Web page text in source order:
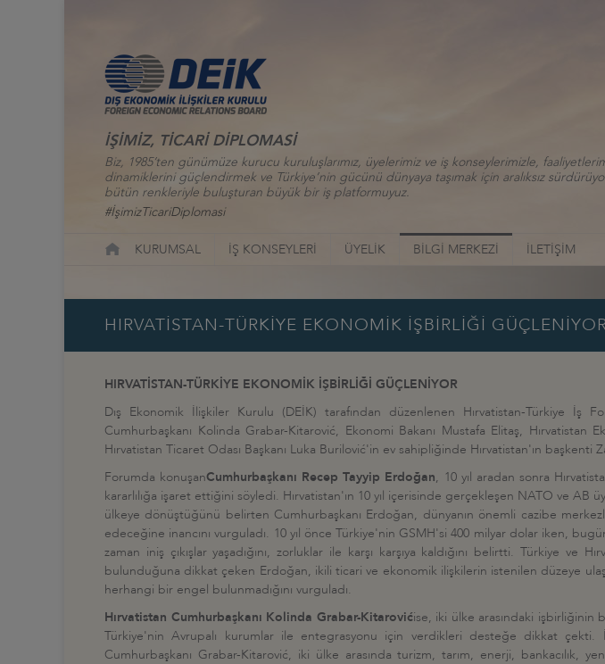
İŞİMİZ, TİCARİ DİPLOMASİ
Biz, 1985’ten günümüze kurucu kuruluşlarımız, üyelerimiz ve iş konseylerimizle,
dinamiklerini güçlendirmek ve Türkiye’nin gücünü dünyaya taşımak için aralıksız
bütün renkleriyle buluşturan büyük bir iş platformuyuz.
#İşimizTicariDiplomasi
KURUMSAL İŞ KONSEYLERİ ÜYELİK BİLGİ MERKEZİ İLETİŞİM
HIRVATİSTAN-TÜRKİYE EKONOMİK İŞBİRLİĞİ
HIRVATİSTAN-TÜRKİYE EKONOMİK İŞBİRLİĞİ GÜÇLENİYOR
Dış Ekonomik İlişkiler Kurulu (DEİK) tarafından düzenlenen Hırvatistan-Türkiye İş
Cumhurbaşkanı Kolinda Grabar-Kitarović, Ekonomi Bakanı Mustafa Elitaş, Hırvatistan
Hırvatistan Ticaret Odası Başkanı Luka Burilović'in ev sahipliğinde Hırvatistan'ın
Forumda konuşanCumhurbaşkanı Recep Tayyip Erdoğan, 10 yıl aradan sonra
kararlılığa işaret ettiğini söyledi. Hırvatistan'ın 10 yıl içerisinde gerçekleşen NATO ve
ülkeye dönüştüğünü belirten Cumhurbaşkanı Erdoğan, dünyanın önemli cazibe
edeceğine inancını vurguladı. 10 yıl önce Türkiye'nin GSMH'si 400 milyar dolar iken,
zaman iniş çıkışlar yaşadığını, zorluklar ile karşı karşıya kaldığını belirtti. Türkiye ve
bulunduğuna dikkat çeken Erdoğan, ikili ticari ve ekonomik ilişkilerin istenilen düzeye
herhangi bir engel bulunmadığını vurguladı.
Hırvatistan Cumhurbaşkanı Kolinda Grabar-Kitarovićise, iki ülke arasındaki işbirliğinin
Türkiye'nin Avrupalı kurumlar ile entegrasyonu için verdikleri desteğe dikkat
Cumhurbaşkanı Grabar-Kitarović, iki ülke arasında turizm, tarım, enerji, bankacılık,